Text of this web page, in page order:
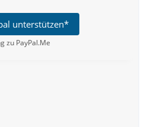
unterstützen*
zu PayPal.Me